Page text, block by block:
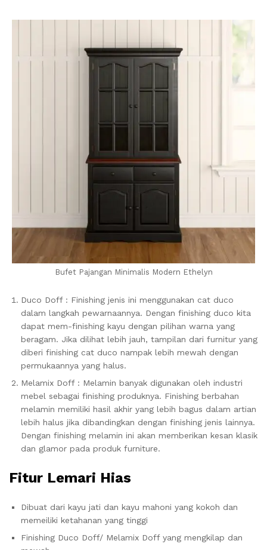
Bufet Pajangan Minimalis Modern Ethelyn
Duco Doff : Finishing jenis ini menggunakan cat duco
dalam langkah pewarnaannya. Dengan finishing duco kita
dapat mem-finishing kayu dengan pilihan warna yang
beragam. Jika dilihat lebih jauh, tampilan dari furnitur yang
diberi finishing cat duco nampak lebih mewah dengan
permukaannya yang halus.
Melamix Doff : Melamin banyak digunakan oleh industri
mebel sebagai finishing produknya. Finishing berbahan
melamin memiliki hasil akhir yang lebih bagus dalam artian
lebih halus jika dibandingkan dengan finishing jenis lainnya.
Dengan finishing melamin ini akan memberikan kesan klasik
dan glamor pada produk furniture.
Fitur Lemari Hias
Dibuat dari kayu jati dan kayu mahoni yang kokoh dan
memeiliki ketahanan yang tinggi
Finishing Duco Doff/ Melamix Doff yang mengkilap dan